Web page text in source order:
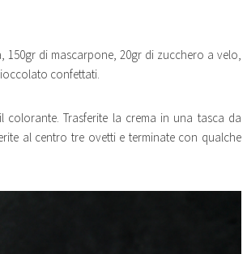
150gr di mascarpone, 20gr di zucchero a velo,
confettati.
Trasferite la crema in una tasca da
al centro tre ovetti e terminate con qualche